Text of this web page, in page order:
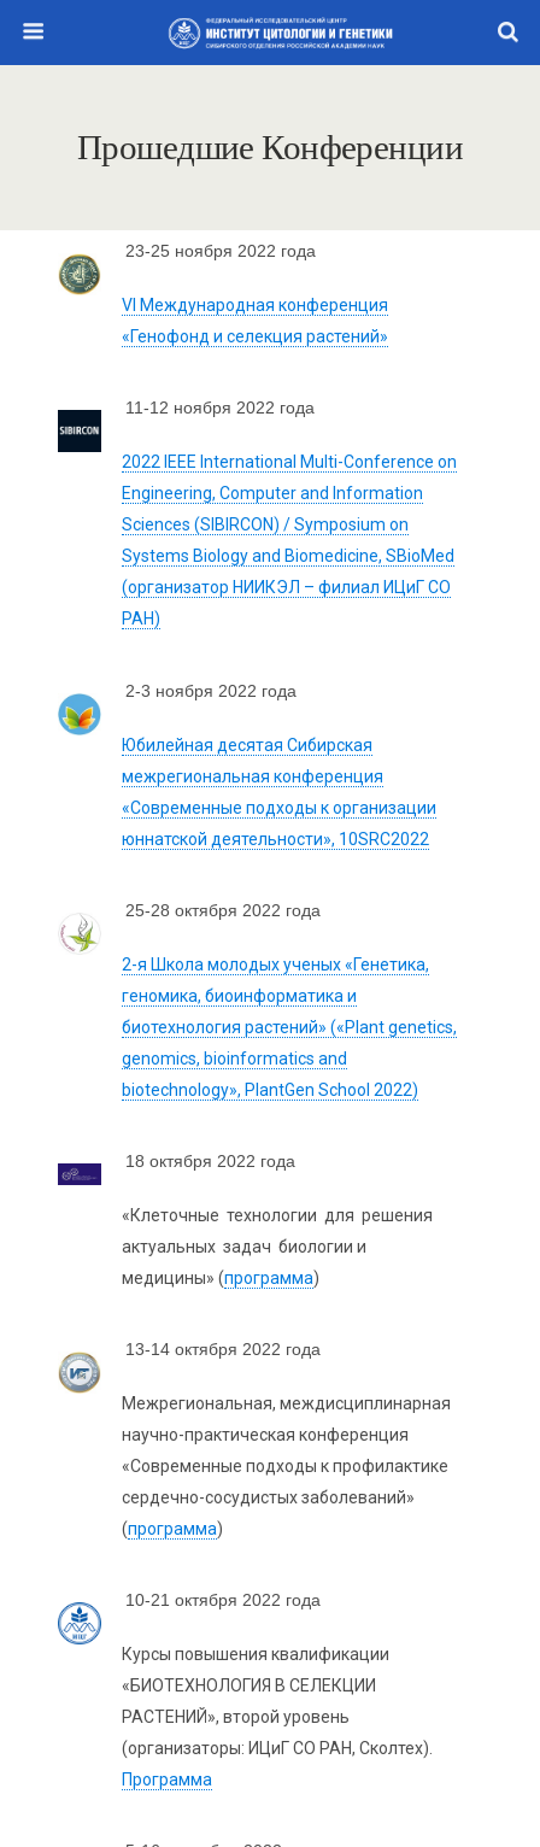
Прошедшие Конференции
23-25 ноября 2022 года
VI Международная конференция
«Генофонд и селекция растений»
11-12 ноября 2022 года
2022 IEEE International Multi-Conference on
Engineering, Computer and Information
Sciences (SIBIRCON) / Symposium on
Systems Biology and Biomedicine, SBioMed
(организатор НИИКЭЛ – филиал ИЦиГ СО
РАН)
2-3 ноября 2022 года
Юбилейная десятая Сибирская
межрегиональная конференция
«Современные подходы к организации
юннатской деятельности», 10SRC2022
25-28 октября 2022 года
2-я Школа молодых ученых «Генетика,
геномика, биоинформатика и
биотехнология растений» («Plant genetics,
genomics, bioinformatics and
biotechnology», PlantGen School 2022)
18 октября 2022 года
«Клеточные технологии для решения
актуальных задач биологии и
медицины» (программа)
13-14 октября 2022 года
Межрегиональная, междисциплинарная
научно-практическая конференция
«Современные подходы к профилактике
сердечно-сосудистых заболеваний»
(программа)
10-21 октября 2022 года
Курсы повышения квалификации
«БИОТЕХНОЛОГИЯ В СЕЛЕКЦИИ
РАСТЕНИЙ», второй уровень
(организаторы: ИЦиГ СО РАН, Сколтех).
Программа